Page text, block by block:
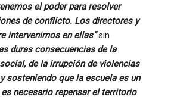
el poder para resolver
de conflicto. Los directores y
intervenimos en ellas”sin
duras consecuencias de la
de la irrupción de violencias
sosteniendo que la escuela es un
necesario repensar el territorio